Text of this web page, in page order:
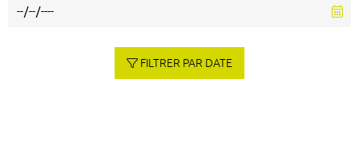
FILTRER PAR DATE